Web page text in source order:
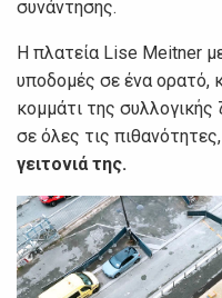
συνάντησης.
Η πλατεία Lise Meitner
υποδομές σε ένα ορατό,
κομμάτι της
σε όλες τις πιθανότητες,
γειτονιά της.